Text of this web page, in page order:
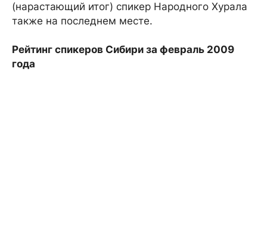
(нарастающий итог) спикер Народного Хурала
также на последнем месте.
Рейтинг спикеров Сибири за февраль 2009
года